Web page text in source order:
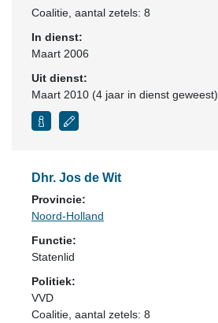
Coalitie , aantal zetels: 8
In dienst:
Maart 2006
Uit dienst:
Maart 2010 (4 jaar in dienst geweest)
Dhr. Jos de Wit
Provincie:
Noord-Holland
Functie:
Statenlid
Politiek:
VVD
Coalitie , aantal zetels: 8